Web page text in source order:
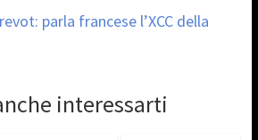
parla francese l’XCC della
interessarti